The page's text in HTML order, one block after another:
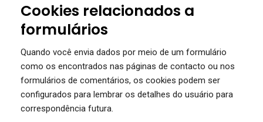
Cookies relacionados a
formulários
Quando você envia dados por meio de um formulário
como os encontrados nas páginas de contacto ou nos
formulários de comentários, os cookies podem ser
configurados para lembrar os detalhes do usuário para
correspondência futura.